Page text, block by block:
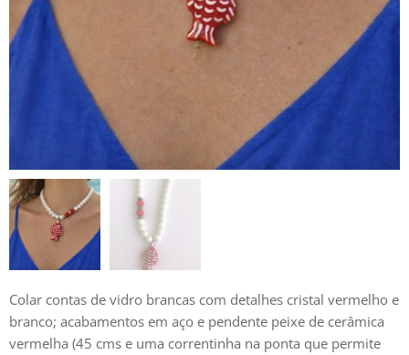
Colar contas de vidro brancas com detalhes cristal vermelho e
branco; acabamentos em aço e pendente peixe de cerâmica
vermelha (45 cms e uma correntinha na ponta que permite